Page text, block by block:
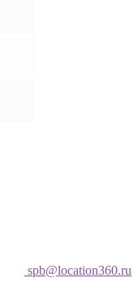
spb@location360.ru